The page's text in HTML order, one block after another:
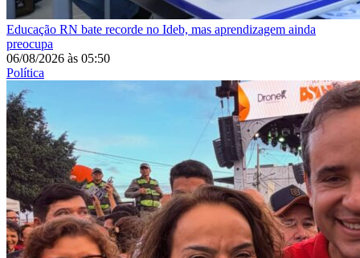
Educação RN bate recorde no Ideb, mas aprendizagem ainda
preocupa
06/08/2026 às 05:50
Política